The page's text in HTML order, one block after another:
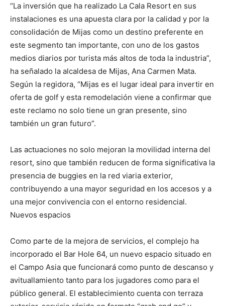
“La inversión que ha realizado La Cala Resort en sus
instalaciones es una apuesta clara por la calidad y por la
consolidación de Mijas como un destino preferente en
este segmento tan importante, con uno de los gastos
medios diarios por turista más altos de toda la industria”,
ha señalado la alcaldesa de Mijas, Ana Carmen Mata.
Según la regidora, “Mijas es el lugar ideal para invertir en
oferta de golf y esta remodelación viene a confirmar que
este reclamo no solo tiene un gran presente, sino
también un gran futuro”.
Las actuaciones no solo mejoran la movilidad interna del
resort, sino que también reducen de forma significativa la
presencia de buggies en la red viaria exterior,
contribuyendo a una mayor seguridad en los accesos y a
una mejor convivencia con el entorno residencial.
Nuevos espacios
Como parte de la mejora de servicios, el complejo ha
incorporado el Bar Hole 64, un nuevo espacio situado en
el Campo Asia que funcionará como punto de descanso y
avituallamiento tanto para los jugadores como para el
público general. El establecimiento cuenta con terraza